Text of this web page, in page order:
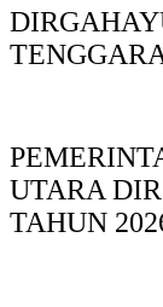
UTARA
TAHUN